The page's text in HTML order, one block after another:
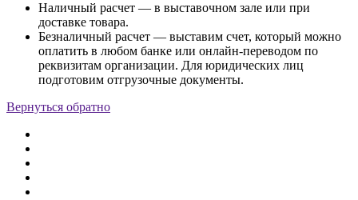
Наличный расчет — в выставочном зале или при
доставке товара.
Безналичный расчет — выставим счет, который можно
оплатить в любом банке или онлайн-переводом по
реквизитам организации. Для юридических лиц
подготовим отгрузочные документы.
Вернуться обратно